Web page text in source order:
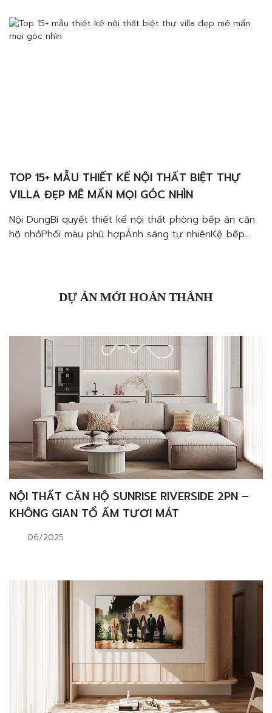
65m2 Midtown quận 7Mẫu […]
TOP 15+ MẪU THIẾT KẾ NỘI THẤT BIỆT THỰ
VILLA ĐẸP MÊ MẨN MỌI GÓC NHÌN
Nội DungBí quyết thiết kế nội thất phòng bếp ăn căn
hộ nhỏPhối màu phù hợpÁnh sáng tự nhiênKệ bếp
65m2 Midtown quận 7Mẫu […]
DỰ ÁN MỚI HOÀN THÀNH
NỘI THẤT CĂN HỘ SUNRISE RIVERSIDE 2PN –
KHÔNG GIAN TỔ ẤM TƯƠI MÁT
06/2025